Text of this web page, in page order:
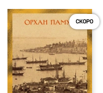
СКОРО